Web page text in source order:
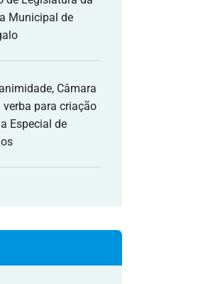
Municipal de
Câmara
verba para criação
Especial de